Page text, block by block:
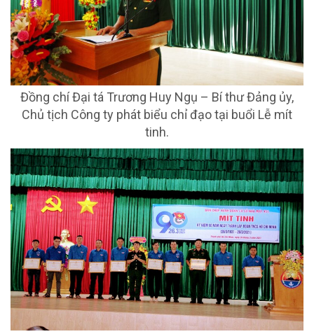
Đồng chí Đại tá Trương Huy Ngụ – Bí thư Đảng ủy,
Chủ tịch Công ty phát biểu chỉ đạo tại buổi Lễ mít
tinh.